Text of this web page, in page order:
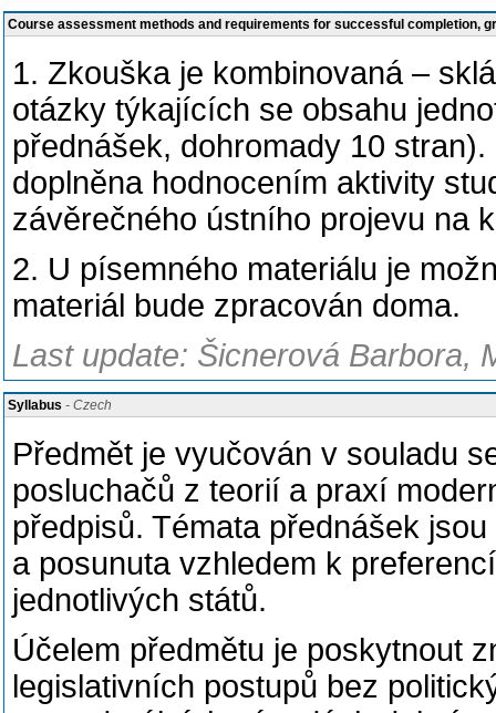
Course assessment methods and requirements for successful completion,
1. Zkouška je kombinovaná –
otázky týkajících se obsahu
přednášek, dohromady 10
doplněna hodnocením aktivity
závěrečného ústního projevu na
2. U písemného materiálu je
materiál bude zpracován doma.
Last update: Šicnerová Barbora,
Syllabus - Czech
Předmět je vyučován v souladu
posluchačů z teorií a praxí
předpisů. Témata přednášek
a posunuta vzhledem k
jednotlivých států.
Účelem předmětu je poskytnout
legislativních postupů bez